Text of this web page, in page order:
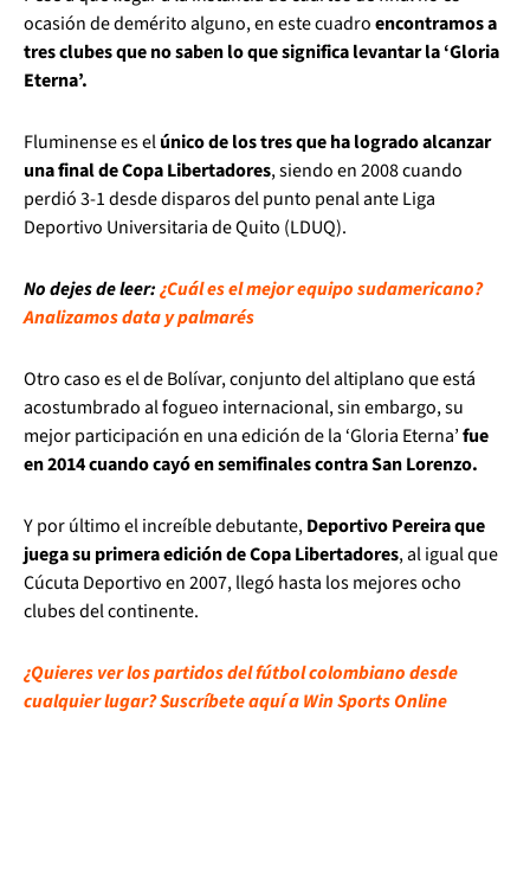
ocasión de demérito alguno, en este cuadroencontramos a
tres clubes que no saben lo que significa levantar la ‘Gloria
Eterna’.
Fluminense es elúnico de los tres que ha logrado alcanzar
una final de Copa Libertadores, siendo en 2008 cuando
perdió 3-1 desde disparos del punto penal ante Liga
Deportivo Universitaria de Quito (LDUQ).
No dejes de leer:¿Cuál es el mejor equipo sudamericano?
Analizamos data y palmarés
Otro caso es el de Bolívar, conjunto del altiplano que está
acostumbrado al fogueo internacional, sin embargo, su
mejor participación en una edición de la ‘Gloria Eterna’fue
en 2014 cuando cayó en semifinales contra San Lorenzo.
Y por último el increíble debutante,Deportivo Pereira que
juega su primera edición de Copa Libertadores, al igual que
Cúcuta Deportivo en 2007, llegó hasta los mejores ocho
clubes del continente.
¿Quieres ver los partidos del fútbol colombiano desde
cualquier lugar? Suscríbete aquí a Win Sports Online